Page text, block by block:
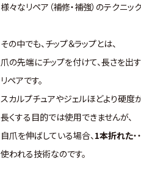
様々なリペア（補修・補強）のテクニッ
その中でも、チップ＆ラップとは、
爪の先端にチップを付けて、長さを出
リペアです。
スカルプチュアやジェルほどより硬度
長くする目的では使用できませんが、
自爪を伸ばしている場合、1本折れた
使われる技術なのです。